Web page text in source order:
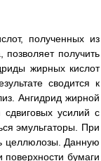
полученных из
получить
жирных кислот
сводится к
Ангидрид жирной
усилий с
эмульгаторы. При
целлюлозы. Данную
бумаги